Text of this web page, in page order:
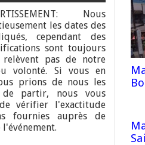
Nous
les dates des
cependant des
sont toujours
pas de notre
volonté. Si vous en
prions de nous les
de partir, nous vous
vérifier l'exactitude
fournies auprès de